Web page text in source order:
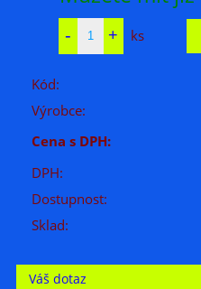
ks
Kód:
Výrobce:
Cena s DPH:
DPH:
Dostupnost:
Sklad:
Váš dotaz